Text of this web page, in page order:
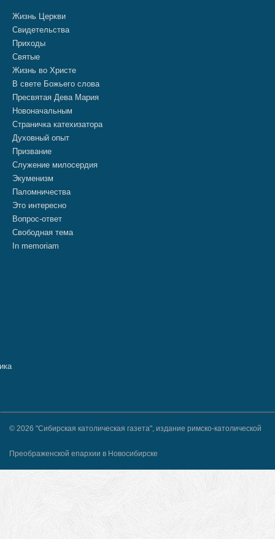
Жизнь Церкви
Свидетельства
Приходы
Святые
Жизнь во Христе
В свете Божьего слова
Пресвятая Дева Мария
Новоначальным
Страничка катехизатора
Духовный опыт
Призвание
Служение милосердия
Экуменизм
Паломничества
Это интересно
Вопрос-ответ
Свободная тема
In memoriam
© 2026 "Сибирская католическая газета", издание римско-католической
Преображенской епархии в Новосибирске